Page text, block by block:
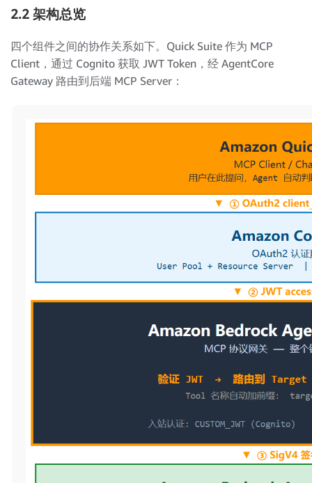
2.2 架构总览
四个组件之间的协作关系如下。Quick Suite 作为 MCP
Client，通过 Cognito 获取 JWT Token，经 AgentCore
Gateway 路由到后端 MCP Server：